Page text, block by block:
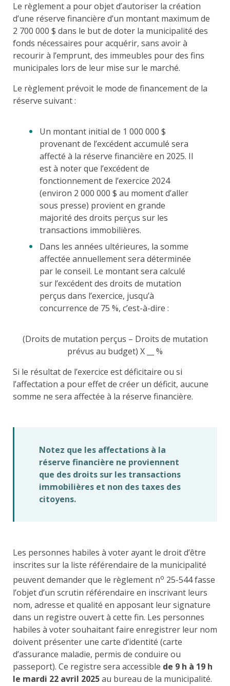
Le règlement a pour objet d’autoriser la création
d’une réserve financière d’un montant maximum de
2 700 000 $ dans le but de doter la municipalité des
fonds nécessaires pour acquérir, sans avoir à
recourir à l’emprunt, des immeubles pour des fins
municipales lors de leur mise sur le marché.
Le règlement prévoit le mode de financement de la
réserve suivant :
Un montant initial de 1 000 000 $
provenant de l’excédent accumulé sera
affecté à la réserve financière en 2025. Il
est à noter que l’excédent de
fonctionnement de l’exercice 2024
(environ 2 000 000 $ au moment d’aller
sous presse) provient en grande
majorité des droits perçus sur les
transactions immobilières.
Dans les années ultérieures, la somme
affectée annuellement sera déterminée
par le conseil. Le montant sera calculé
sur l’excédent des droits de mutation
perçus dans l’exercice, jusqu’à
concurrence de 75 %, c’est-à-dire :
(Droits de mutation perçus – Droits de mutation
prévus au budget) X __ %
Si le résultat de l’exercice est déficitaire ou si
l’affectation a pour effet de créer un déficit, aucune
somme ne sera affectée à la réserve financière.
Notez que les affectations à la
réserve financière ne proviennent
que des droits sur les transactions
immobilières et non des taxes des
citoyens.
Les personnes habiles à voter ayant le droit d’être
inscrites sur la liste référendaire de la municipalité
peuvent demander que le règlement no 25-544 fasse
l’objet d’un scrutin référendaire en inscrivant leurs
nom, adresse et qualité en apposant leur signature
dans un registre ouvert à cette fin. Les personnes
habiles à voter souhaitant faire enregistrer leur nom
doivent présenter une carte d’identité (carte
d’assurance maladie, permis de conduire ou
passeport). Ce registre sera accessible de 9 h à 19 h
le mardi 22 avril 2025au bureau de la municipalité.